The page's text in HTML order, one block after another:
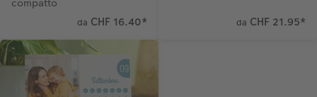
compatto
da CHF 16.40* da CHF 21.95*